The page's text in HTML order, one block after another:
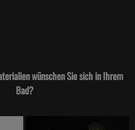
wünschen Sie sich in Ihrem
Bad?